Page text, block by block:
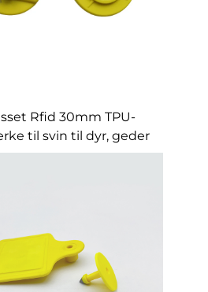
Rfid 30mm TPU-
til svin til dyr, geder
kanin